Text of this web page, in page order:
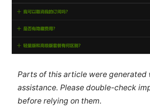
Parts of this article were generated
assistance. Please double-check
before relying on them.